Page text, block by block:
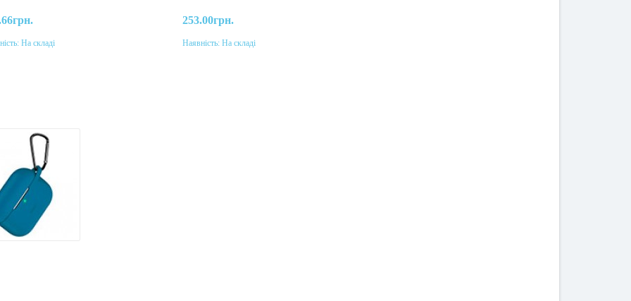
До кошика
На складі
253.00грн.
До кошика
Наявність: На складі